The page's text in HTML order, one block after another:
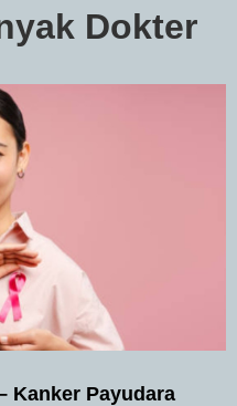
Dokter
Kanker Payudara